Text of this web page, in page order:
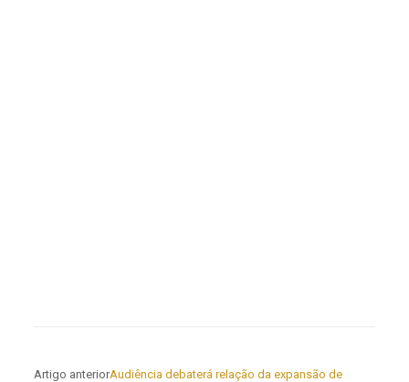
Artigo anteriorAudiência debaterá relação da expansão de